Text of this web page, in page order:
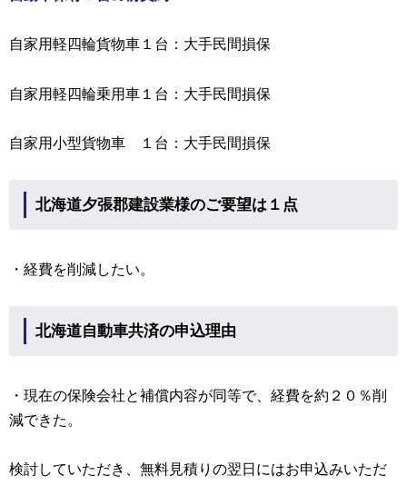
自家用軽四輪貨物車１台：大手民間損保
自家用軽四輪乗用車１台：大手民間損保
自家用小型貨物車 １台：大手民間損保
北海道夕張郡建設業様のご要望は１点
・経費を削減したい。
北海道自動車共済の申込理由
・現在の保険会社と補償内容が同等で、経費を約２０％削
減できた。
検討していただき、無料見積りの翌日にはお申込みいただ